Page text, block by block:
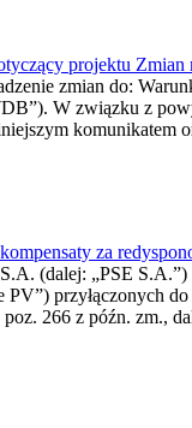
projektu
zmian do:
W związku z
komunikatem
za
(dalej: „PSE
przyłączonych
266 z późn. zm.,